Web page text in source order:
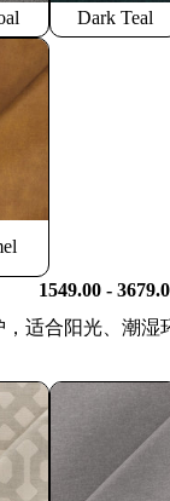
Dark Teal
1549.00 -
适合阳光、潮湿